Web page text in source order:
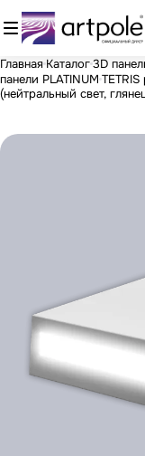
Главная Каталог3D
панели PLATINUM
(нейтральный свет,